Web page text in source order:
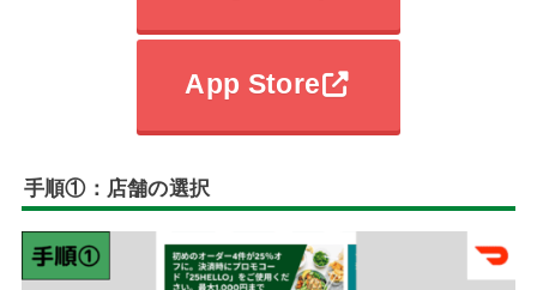
App Store
手順①：店舗の選択